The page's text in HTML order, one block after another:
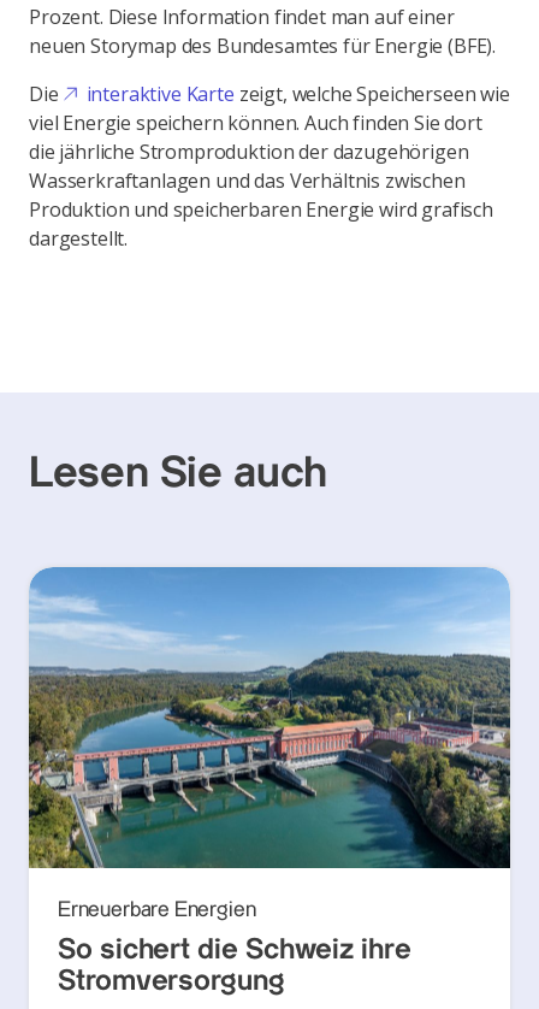
Prozent. Diese Information findet man auf einer
neuen Storymap des Bundesamtes für Energie (BFE).
Die
interaktive Karte zeigt, welche Speicherseen wie
viel Energie speichern können. Auch finden Sie dort
die jährliche Stromproduktion der dazugehörigen
Wasserkraftanlagen und das Verhältnis zwischen
Produktion und speicherbaren Energie wird grafisch
dargestellt.
Lesen Sie auch
Erneuerbare Energien
So sichert die Schweiz ihre
Stromversorgung